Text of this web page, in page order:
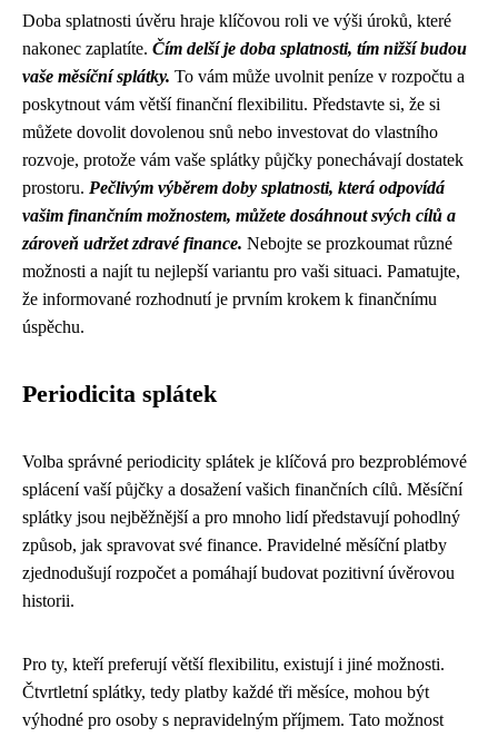
Doba splatnosti úvěru hraje klíčovou roli ve výši úroků, které
nakonec zaplatíte. Čím delší je doba splatnosti, tím nižší budou
vaše měsíční splátky. To vám může uvolnit peníze v rozpočtu a
poskytnout vám větší finanční flexibilitu. Představte si, že si
můžete dovolit dovolenou snů nebo investovat do vlastního
rozvoje, protože vám vaše splátky půjčky ponechávají dostatek
prostoru. Pečlivým výběrem doby splatnosti, která odpovídá
vašim finančním možnostem, můžete dosáhnout svých cílů a
zároveň udržet zdravé finance. Nebojte se prozkoumat různé
možnosti a najít tu nejlepší variantu pro vaši situaci. Pamatujte,
že informované rozhodnutí je prvním krokem k finančnímu
úspěchu.
Periodicita splátek
Volba správné periodicity splátek je klíčová pro bezproblémové
splácení vaší půjčky a dosažení vašich finančních cílů. Měsíční
splátky jsou nejběžnější a pro mnoho lidí představují pohodlný
způsob, jak spravovat své finance. Pravidelné měsíční platby
zjednodušují rozpočet a pomáhají budovat pozitivní úvěrovou
historii.
Pro ty, kteří preferují větší flexibilitu, existují i ​​jiné možnosti.
Čtvrtletní splátky, tedy platby každé tři měsíce, mohou být
výhodné pro osoby s nepravidelným příjmem. Tato možnost